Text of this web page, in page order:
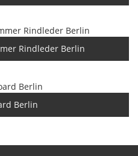
Rindleder Berlin
Berlin